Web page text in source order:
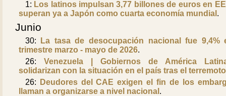
1: Los latinos impulsan 3,77 billones de euros en
superan ya a Japón como cuarta economía mundial .
Junio
30:
La tasa de desocupación nacional fue 9,4%
trimestre marzo - mayo de 2026.
26: Venezuela | Gobiernos de América
solidarizan con la situación en el país tras el terremoto
26:
Deudores del CAE exigen el fin de los
llaman a organizarse a nivel nacional .